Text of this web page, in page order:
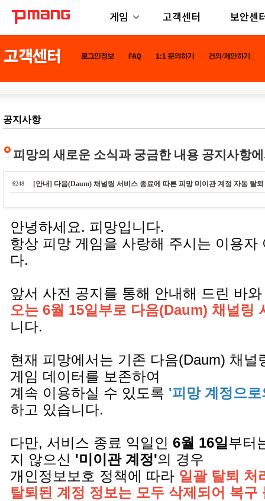
게임 고객센터 보안센
공지사항
피망의 새로운 소식과 궁금한 내용 공지사항
6248 [안내] 다음(Daum) 채널링 서비스 종료에 따른 피망 미이관 계정 자동 탈
안녕하세요. 피망입니다.
항상 피망 게임을 사랑해 주시는 이용자
다.
앞서 사전 공지를 통해 안내해 드린 바
오는 6월 15일부로 다음(Daum) 채널링
니다.
현재 피망에서는 기존 다음(Daum) 채널
게임 데이터를 보존하여
계속 이용하실 수 있도록 '피망 계정으
하고 있습니다.
다만, 서비스 종료 익일인 6월 16일 부터
지 않으신 '미이관 계정'의 경우
개인정보보호 정책에 따라 일괄 탈퇴 처
탈퇴된 계정 정보는 모두 삭제되어 복구